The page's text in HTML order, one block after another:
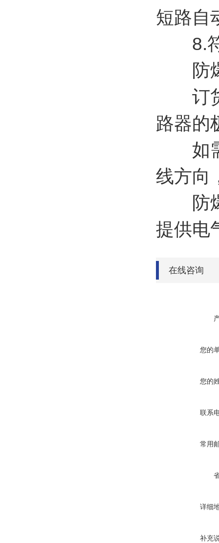
短路自
8.符
防爆
订货
路器的
如需
线方向
防爆
提供电
在线咨询
您的
您的
联系
常用
详细
补充